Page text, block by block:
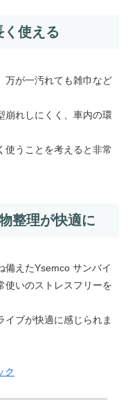
く使える
万が一汚れても雑巾など
崩れしにくく、車内の環
使うことを考えると非常
整理が快適に
備えたYsemco サンバイ
使いのストレスフリーを
イブが快適に感じられま
ク